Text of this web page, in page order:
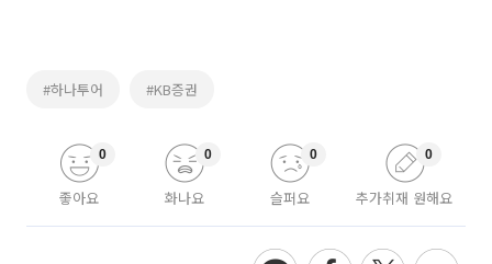
#하나투어 #KB증권
좋아요
0
화나요
0
슬퍼요
0
추가취재 원해요
0